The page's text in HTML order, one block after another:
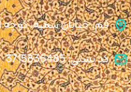
قم، خیابان سمیه، کوچه ۱۱، پلاک 1
کد پستی: 3715836485